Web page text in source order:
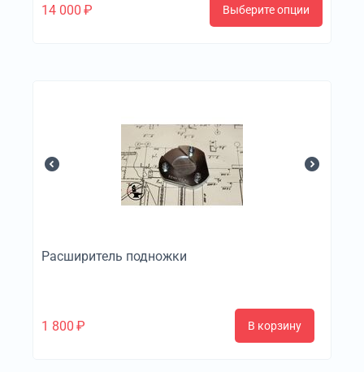
14 000 ₽ Выберите опции
Расширитель подножки
1 800 ₽ В корзину